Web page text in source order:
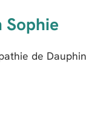
Sophie
de Dauphin